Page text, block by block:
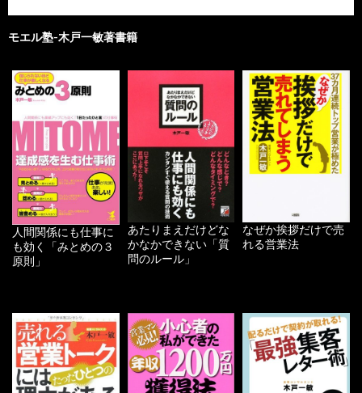
モエル塾-木戸一敏著書籍
人間関係にも仕事に
も効く「みとめの３
原則」
あたりまえだけどな
かなかできない「質
問のルール」
なぜか挨拶だけで売
れる営業法